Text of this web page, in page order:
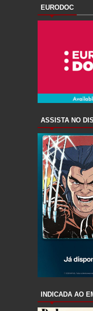
EURODOC
ASSISTA NO
INDICADA AO